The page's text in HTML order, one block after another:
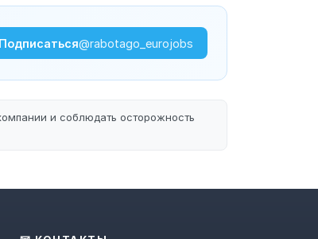
Подписаться@rabotago_eurojobs
и соблюдать осторожность